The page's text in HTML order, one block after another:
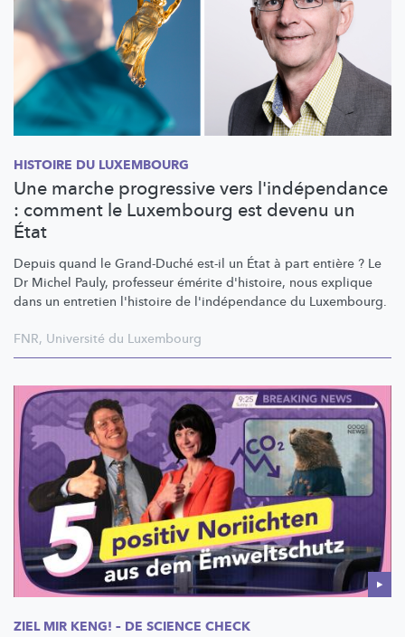
HISTOIRE DU LUXEMBOURG
Une marche progressive vers l'indépendance
: comment le Luxembourg est devenu un
État
Depuis quand le Grand-Duché est-il un État à part entière ? Le
Dr Michel Pauly, professeur émérite d'histoire, nous explique
dans un entretien l'histoire de l'indépendance du Luxembourg.
FNR, Université du Luxembourg
ZIEL MIR KENG! – DE SCIENCE CHECK